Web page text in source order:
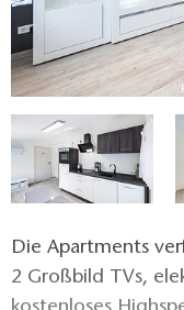
Die Apartments
2 Großbild TVs,